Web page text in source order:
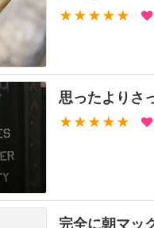
★★★★★
思ったよりさ
★★★★★
完全に朝マッ